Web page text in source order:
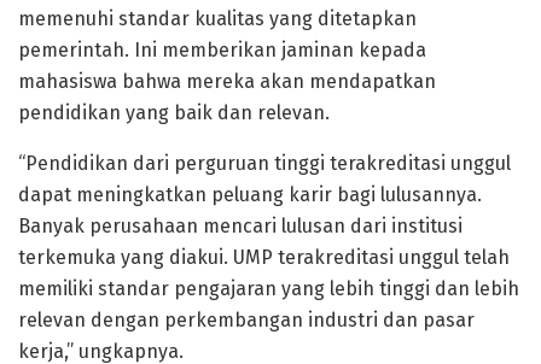
memenuhi standar kualitas yang ditetapkan
pemerintah. Ini memberikan jaminan kepada
mahasiswa bahwa mereka akan mendapatkan
pendidikan yang baik dan relevan.
“Pendidikan dari perguruan tinggi terakreditasi unggul
dapat meningkatkan peluang karir bagi lulusannya.
Banyak perusahaan mencari lulusan dari institusi
terkemuka yang diakui. UMP terakreditasi unggul telah
memiliki standar pengajaran yang lebih tinggi dan lebih
relevan dengan perkembangan industri dan pasar
kerja,” ungkapnya.